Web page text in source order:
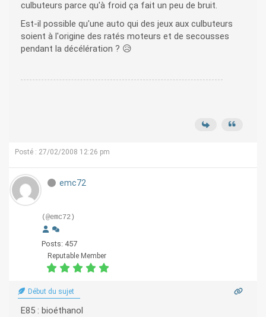
culbuteurs parce qu'à froid ça fait un peu de bruit.
Est-il possible qu'une auto qui des jeux aux culbuteurs
soient à l'origine des ratés moteurs et de secousses
pendant la décélération ? 😥
Posté : 27/02/2008 12:26 pm
emc72
(@emc72)
Posts: 457
Reputable Member
Début du sujet
E85 : bioéthanol